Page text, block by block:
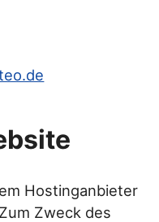
Hostinganbieter
Zweck des